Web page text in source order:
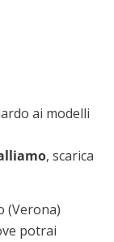
ai modelli
, scarica
(Verona)
potrai